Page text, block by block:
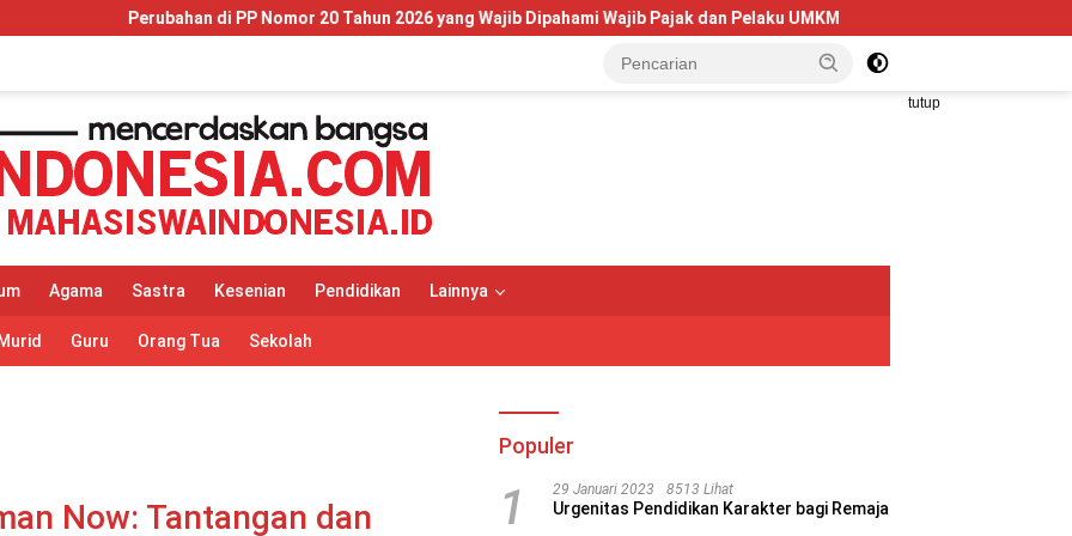
di PP Nomor 20 Tahun 2026 yang Wajib Dipahami Wajib Pajak dan Pelaku UMKM Telkom University Dorong Kolaborasi AI
tutup
Agama Sastra Kesenian Pendidikan Lainnya
Murid Guru Orang Tua Sekolah
Now: Tantangan dan
Populer
1 29 Januari 2023 8513 Lihat
Urgenitas Pendidikan Karakter bagi Remaja